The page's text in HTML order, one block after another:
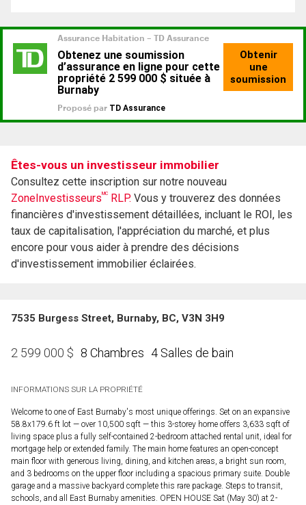
Êtes-vous un investisseur immobilier
Consultez cette inscription sur notre nouveau
ZoneInvestisseursMC RLP. Vous y trouverez des données
financières d'investissement détaillées, incluant le ROI, les
taux de capitalisation, l'appréciation du marché, et plus
encore pour vous aider à prendre des décisions
d'investissement immobilier éclairées.
7535 Burgess Street, Burnaby, BC, V3N 3H9
2 599 000 $ 8 Chambres 4 Salles de bain
INFORMATIONS SUR LA PROPRIÉTÉ
Welcome to one of East Burnaby's most unique offerings. Set on an expansive
58.8x179.6 ft lot — over 10,500 sqft — this 3-storey home offers 3,633 sqft of
living space plus a fully self-contained 2-bedroom attached rental unit, ideal for
mortgage help or extended family. The main home features an open-concept
main floor with generous living, dining, and kitchen areas, a bright sun room,
and 3 bedrooms on the upper floor including a spacious primary suite. Double
garage and a massive backyard complete this rare package. Steps to transit,
schools, and all East Burnaby amenities. OPEN HOUSE Sat (May 30) at 2-